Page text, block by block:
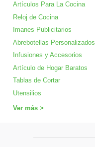
Artículos Para La Cocina
Reloj de Cocina
Imanes Publicitarios
Abrebotellas Personalizados
Infusiones y Accesorios
Artículo de Hogar Baratos
Tablas de Cortar
Utensilios
Ver más >